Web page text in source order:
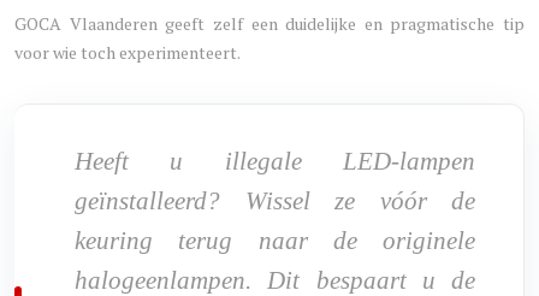
GOCA Vlaanderen geeft zelf een duidelijke en pragmatische tip
voor wie toch experimenteert.
Heeft u illegale LED-lampen
geïnstalleerd? Wissel ze vóór de
keuring terug naar de originele
halogeenlampen. Dit bespaart u de